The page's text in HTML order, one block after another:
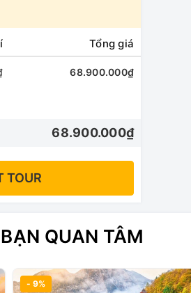
khách/ vụ, bảo hiểm
quá cước…
cho cả hành trình)
Tổng giá
68.900.000₫
68.900.000₫
TOUR
QUAN TÂM
- 9%